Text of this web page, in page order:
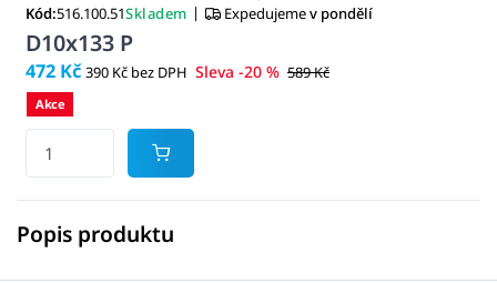
Kód:516.100.51Skladem | Expedujemev pondělí
D10x133 P
472 Kč 390 Kč bez DPH Sleva -20 % 589 Kč
Akce
Popis produktu